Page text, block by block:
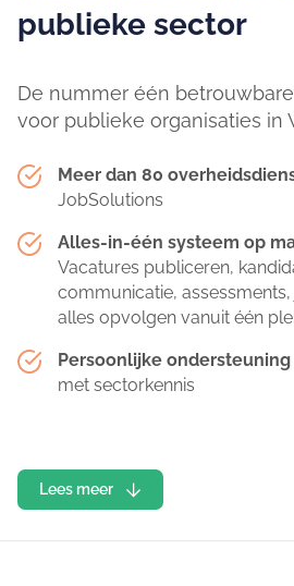
publieke sector
De nummer één
voor publieke organisaties in
Meer dan 80
JobSolutions
Alles-in-één systeem op
Vacatures publiceren,
communicatie, assessments,
alles opvolgen vanuit één
Persoonlijke ondersteuning
met sectorkennis
Lees meer